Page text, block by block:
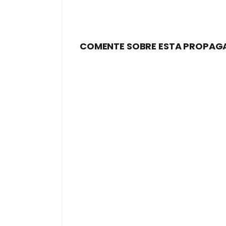
COMENTE SOBRE ESTA